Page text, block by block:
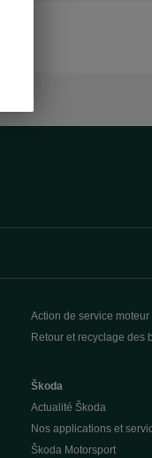
Action de service moteur
Retour et recyclage des
Škoda
Actualité Škoda
Nos applications et
Škoda Motorsport